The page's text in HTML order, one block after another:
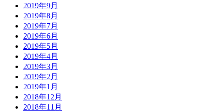
2019年9月
2019年8月
2019年7月
2019年6月
2019年5月
2019年4月
2019年3月
2019年2月
2019年1月
2018年12月
2018年11月